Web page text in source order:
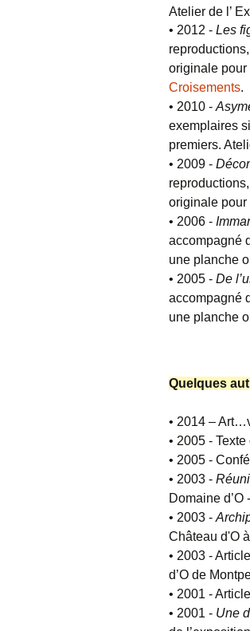
Atelier de l’
• 2012 - Les
originale pour
Croisements.
• 2010 -
exemplaires
premiers.
• 2009 -
originale pour
• 2006 -
accompagné
une planche
• 2005 - De
accompagné
une planche
Quelques
• 2014 –
• 2005 -
• 2005 -
• 2003 -
Domaine d’O
• 2003 -
Château d'O
• 2003 -
d’O de
• 2001 -
• 2001 - Une